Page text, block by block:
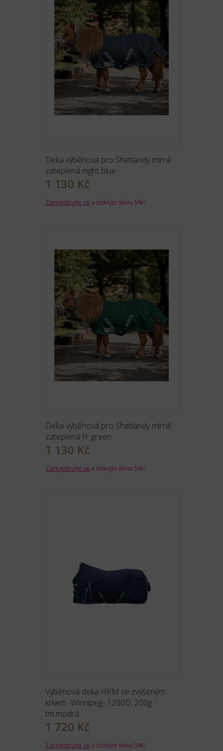
Deka výběhová pro Shetlandy mírně
zateplená night blue
1 130 Kč
Zaregistrujte se a získejte slevu 5%!
Deka výběhová pro Shetlandy mírně
zateplená fir green
1 130 Kč
Zaregistrujte se a získejte slevu 5%!
Výběhová deka HKM se zvýšeným
krkem -Winnipeg- 1200D, 200g
tm.modrá
1 720 Kč
Zaregistrujte se a získejte slevu 5%!